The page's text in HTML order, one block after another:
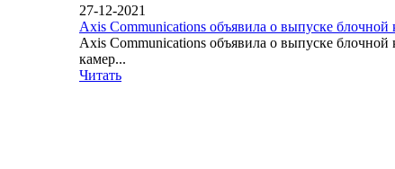
27-12-2021
Axis Communications объявила о выпуске
Axis Communications объявила о выпуске
камер...
Читать